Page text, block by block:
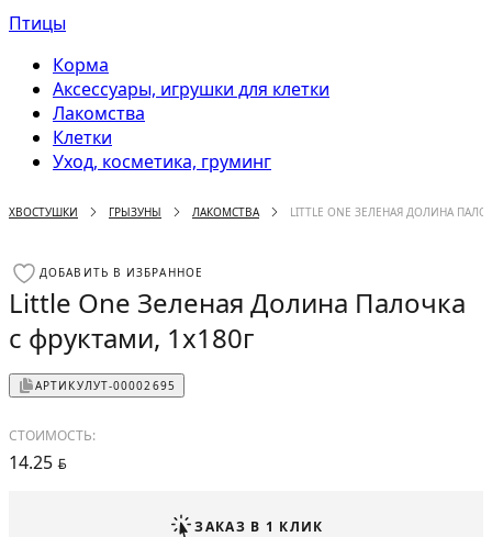
Птицы
Корма
Аксессуары, игрушки для клетки
Лакомства
Клетки
Уход, косметика, груминг
ХВОСТУШКИ ГРЫЗУНЫ ЛАКОМСТВА LITTLE ONE ЗЕЛЕНАЯ ДОЛИНА
ДОБАВИТЬ В ИЗБРАННОЕ
Little One Зеленая Долина Палочка
с фруктами, 1х180г
АРТИКУЛУТ-00002695
СТОИМОСТЬ:
14.25 BYN
ЗАКАЗ В 1 КЛИК